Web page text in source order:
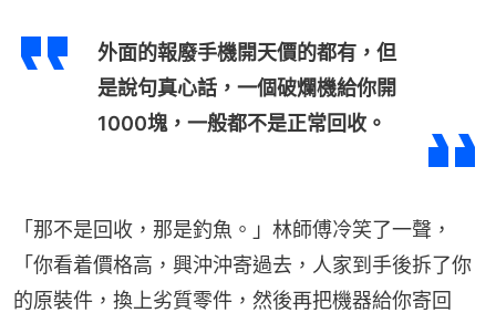
外面的報廢手機開天價的都有，但
是說句真心話，一個破爛機給你開
1000塊，一般都不是正常回收。
「那不是回收，那是釣魚。」林師傅冷笑了一聲，
「你看着價格高，興沖沖寄過去，人家到手後拆了你
的原裝件，換上劣質零件，然後再把機器給你寄回